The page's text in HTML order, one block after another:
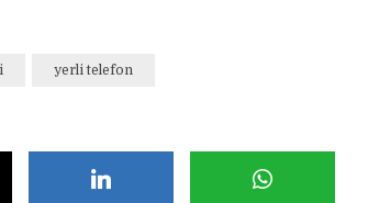
yerli telefon